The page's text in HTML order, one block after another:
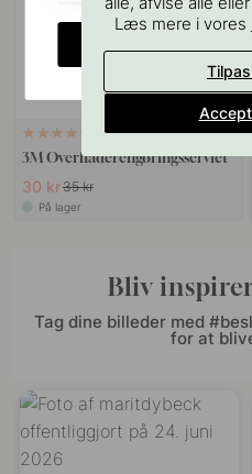
114
3M Overfladerengøringsserviet
30 kr35 kr
På lager
Bliv
Tag dine billeder med
for at
Læs mere i vores